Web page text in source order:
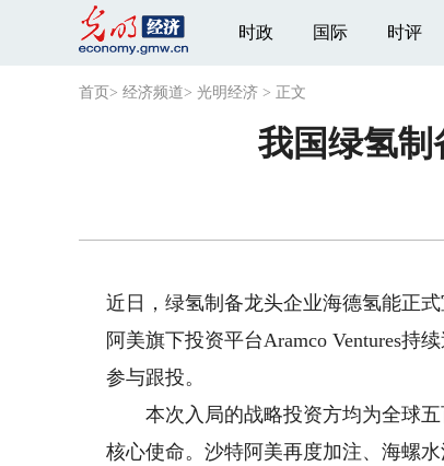
时政 国际 时评
首页 > 经济频道> 光明经济 > 正文
我国绿氢制
近日，绿氢制备龙头企业海德氢能正
阿美旗下投资平台Aramco Ventures持
参与跟投。
本次入局的战略投资方均为全球五
核心使命。沙特阿美再度加注、海螺